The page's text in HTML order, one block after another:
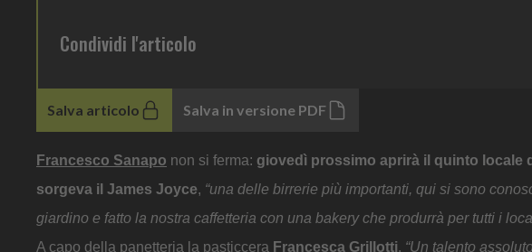
Condividi l'articolo
Salva articolo Salva in versione PDF
Francesco Sanapo non si ferma: giovedì prossimo aprirà il quinto locale
sorgeva il James Joyce, “una delle birrerie più importanti, qui si sono
giardino e fatto la nostra caffetteria con una bakery che produrrà per tutti i
A capo della panetteria la pasticcera Francesca Grillotti. “Un talento